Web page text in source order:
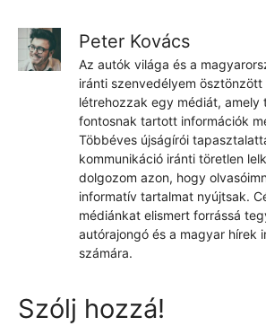
Peter Kovács
Az autók világa és a
iránti szenvedélyem ösztönzött
létrehozzak egy médiát, amely
fontosnak tartott információk
Többéves újságírói
kommunikáció iránti töretlen
dolgozom azon, hogy
informatív tartalmat nyújtsak.
médiánkat elismert forrássá
autórajongó és a magyar hírek
számára.
Szólj hozzá!